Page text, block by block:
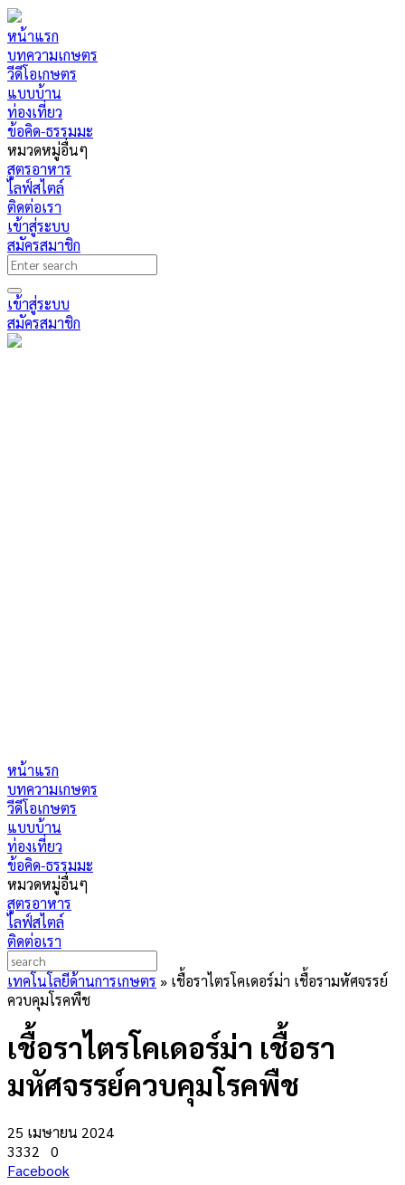
หน้าแรก
บทความเกษตร
วีดีโอเกษตร
แบบบ้าน
ท่องเที่ยว
ข้อคิด-ธรรมมะ
หมวดหมู่อื่นๆ
สูตรอาหาร
ไลฟ์สไตล์
ติดต่อเรา
เข้าสู่ระบบ
สมัครสมาชิก
เข้าสู่ระบบ
สมัครสมาชิก
หน้าแรก
บทความเกษตร
วีดีโอเกษตร
แบบบ้าน
ท่องเที่ยว
ข้อคิด-ธรรมมะ
หมวดหมู่อื่นๆ
สูตรอาหาร
ไลฟ์สไตล์
ติดต่อเรา
เทคโนโลยีด้านการเกษตร » เชื้อราไตรโคเดอร์ม่า เชื้อรามหัศจรรย์
ควบคุมโรคพืช
เชื้อราไตรโคเดอร์ม่า เชื้อรา
มหัศจรรย์ควบคุมโรคพืช
25 เมษายน 2024
3332
0
Facebook